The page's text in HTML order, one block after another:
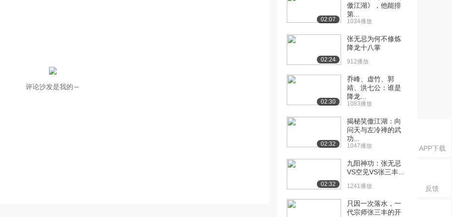
APP下载
反馈
评论沙发是我的～
02:07
傲江湖》，他能排
第...
1034播放
02:24
张无忌为何不修炼
降龙十八掌
912播放
02:30
乔峰、虚竹、郭
靖、洪七公：谁是
降龙...
1083播放
02:32
揭秘笑傲江湖：向
问天与左冷禅的武
功...
1047播放
02:32
九阳神功：张无忌
VS空见VS张三丰...
1241播放
只因一次落水，一
代宗师张三丰的开